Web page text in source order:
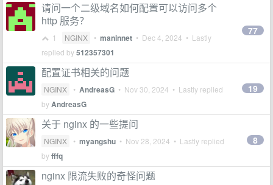
请问一个二级域名如何配置可以访问多个
http 服务？
1 NGINX • maninnet • Dec 4, 2024 • Lastly
replied by512357301
77
配置证书相关的问题
NGINX • AndreasG • Nov 30, 2024 • Lastly replied
byAndreasG
19
关于 nginx 的一些提问
NGINX • myangshu • Nov 28, 2024 • Lastly replied
byfffq
8
nginx 限流失败的奇怪问题